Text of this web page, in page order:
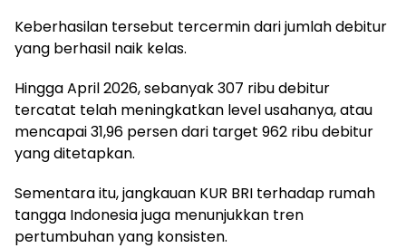
Keberhasilan tersebut tercermin dari jumlah debitur
yang berhasil naik kelas.
Hingga April 2026, sebanyak 307 ribu debitur
tercatat telah meningkatkan level usahanya, atau
mencapai 31,96 persen dari target 962 ribu debitur
yang ditetapkan.
Sementara itu, jangkauan KUR BRI terhadap rumah
tangga Indonesia juga menunjukkan tren
pertumbuhan yang konsisten.